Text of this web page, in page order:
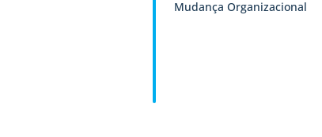
Mudança Organizacional